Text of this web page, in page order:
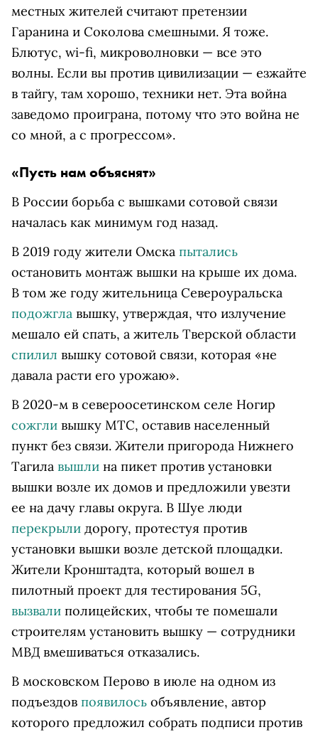
местных жителей считают претензии
Гаранина и Соколова смешными. Я тоже.
Блютус, wi-fi, микроволновки — все это
волны. Если вы против цивилизации — езжайте
в тайгу, там хорошо, техники нет. Эта война
заведомо проиграна, потому что это война не
со мной, а с прогрессом».
«Пусть нам объяснят»
В России борьба с вышками сотовой связи
началась как минимум год назад.
В 2019 году жители Омска пытались
остановить монтаж вышки на крыше их дома.
В том же году жительница Североуральска
подожгла вышку, утверждая, что излучение
мешало ей спать, а житель Тверской области
спилил вышку сотовой связи, которая «не
давала расти его урожаю».
В 2020-м в североосетинском селе Ногир
сожгли вышку МТС, оставив населенный
пункт без связи. Жители пригорода Нижнего
Тагила вышли на пикет против установки
вышки возле их домов и предложили увезти
ее на дачу главы округа. В Шуе люди
перекрыли дорогу, протестуя против
установки вышки возле детской площадки.
Жители Кронштадта, который вошел в
пилотный проект для тестирования 5G,
вызвали полицейских, чтобы те помешали
строителям установить вышку — сотрудники
МВД вмешиваться отказались.
В московском Перово в июле на одном из
подъездов появилось объявление, автор
которого предложил собрать подписи против